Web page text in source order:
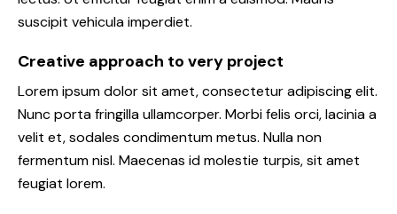
suscipit vehicula imperdiet.
Creative approach to very project
Lorem ipsum dolor sit amet, consectetur adipiscing elit.
Nunc porta fringilla ullamcorper. Morbi felis orci, lacinia a
velit et, sodales condimentum metus. Nulla non
fermentum nisl. Maecenas id molestie turpis, sit amet
feugiat lorem.